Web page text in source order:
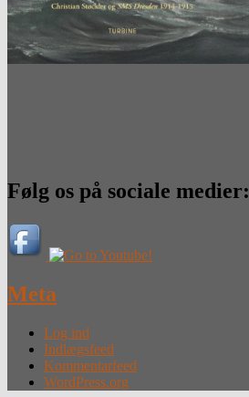
Følg os på sociale medier:
Meta
Log ind
Indlægsfeed
Kommentarfeed
WordPress.org